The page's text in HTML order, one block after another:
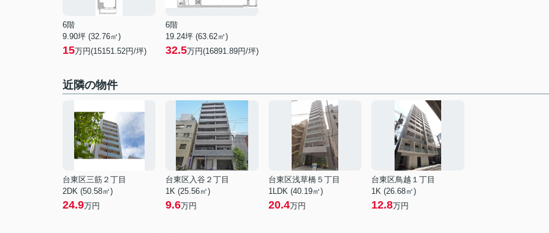
6階
9.90坪 (32.76㎡)
15万円(15151.52円/坪)
6階
19.24坪 (63.62㎡)
32.5万円(16891.89円/坪)
近隣の物件
台東区三筋２丁目
2DK (50.58㎡)
24.9万円
台東区入谷２丁目
1K (25.56㎡)
9.6万円
台東区浅草橋５丁目
1LDK (40.19㎡)
20.4万円
台東区鳥越１丁目
1K (26.68㎡)
12.8万円